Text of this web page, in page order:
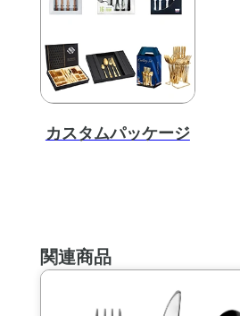
カスタムパッケージ
関連商品